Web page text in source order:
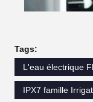
Tags:
L'eau électrique
IPX7 famille